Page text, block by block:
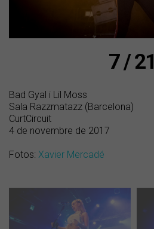
7 / 21
Bad Gyal i Lil Moss
Sala Razzmatazz (Barcelona)
CurtCircuit
4 de novembre de 2017
Fotos: Xavier Mercadé